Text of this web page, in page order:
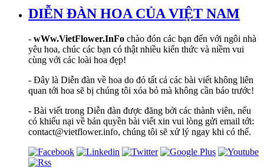
DIỄN ĐÀN HOA CỦA VIỆT NAM
- wWw.VietFlower.InFo chào đón các bạn đến với ngôi nhà
yêu hoa, chúc các bạn có thật nhiều kiến thức và niềm vui
cùng với các loài hoa đẹp!
- Đây là Diễn đàn về hoa do đó tất cả các bài viết không liên
quan tới hoa sẽ bị chúng tôi xóa bỏ mà không cần báo trước!
- Bài viết trong Diễn đàn được đăng bởi các thành viên, nếu
có khiếu nại về bản quyền bài viết xin vui lòng gửi email tới:
contact@vietflower.info, chúng tôi sẽ xử lý ngay khi có thể.